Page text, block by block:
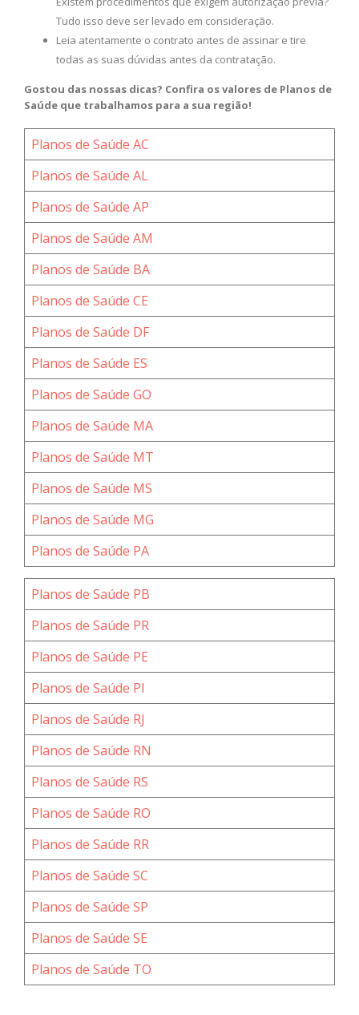
Tudo isso deve ser levado em consideração.
Leia atentamente o contrato antes de assinar e tire
todas as suas dúvidas antes da contratação.
Gostou das nossas dicas? Confira os valores de Planos de
Saúde que trabalhamos para a sua região!
Planos de Saúde AC
Planos de Saúde AL
Planos de Saúde AP
Planos de Saúde AM
Planos de Saúde BA
Planos de Saúde CE
Planos de Saúde DF
Planos de Saúde ES
Planos de Saúde GO
Planos de Saúde MA
Planos de Saúde MT
Planos de Saúde MS
Planos de Saúde MG
Planos de Saúde PA
Planos de Saúde PB
Planos de Saúde PR
Planos de Saúde PE
Planos de Saúde PI
Planos de Saúde RJ
Planos de Saúde RN
Planos de Saúde RS
Planos de Saúde RO
Planos de Saúde RR
Planos de Saúde SC
Planos de Saúde SP
Planos de Saúde SE
Planos de Saúde TO